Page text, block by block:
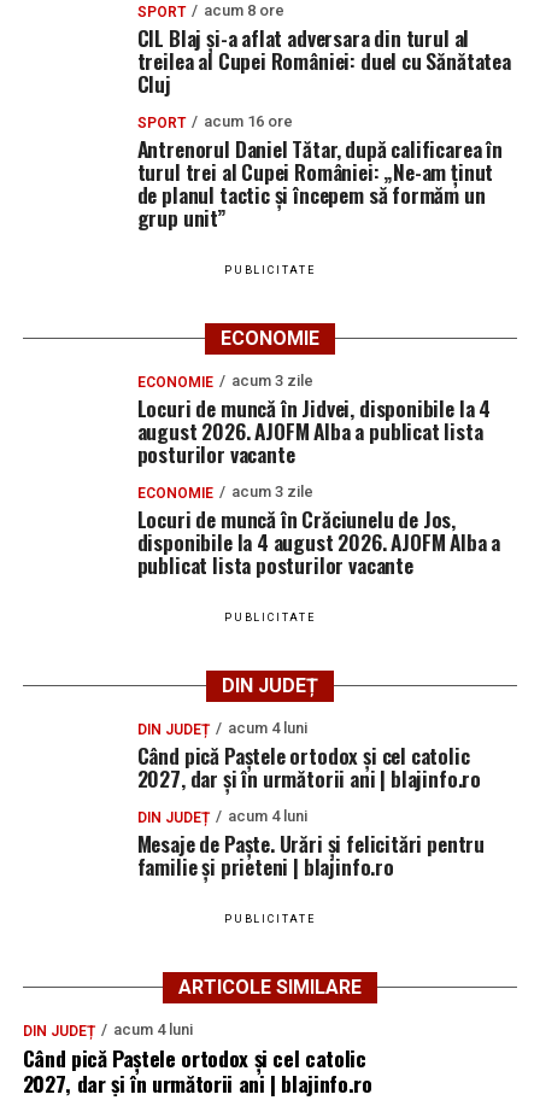
SPORT acum 8 ore
CIL Blaj și-a aflat adversara din turul al
treilea al Cupei României: duel cu Sănătatea
Cluj
SPORT acum 16 ore
Antrenorul Daniel Tătar, după calificarea în
turul trei al Cupei României: „Ne-am ținut
de planul tactic și începem să formăm un
grup unit”
PUBLICITATE
ECONOMIE
ECONOMIE acum 3 zile
Locuri de muncă în Jidvei, disponibile la 4
august 2026. AJOFM Alba a publicat lista
posturilor vacante
ECONOMIE acum 3 zile
Locuri de muncă în Crăciunelu de Jos,
disponibile la 4 august 2026. AJOFM Alba a
publicat lista posturilor vacante
PUBLICITATE
DIN JUDEȚ
DIN JUDEȚ acum 4 luni
Când pică Paștele ortodox și cel catolic
2027, dar și în următorii ani | blajinfo.ro
DIN JUDEȚ acum 4 luni
Mesaje de Paște. Urări și felicitări pentru
familie și prieteni | blajinfo.ro
PUBLICITATE
ARTICOLE SIMILARE
DIN JUDEȚ acum 4 luni
Când pică Paștele ortodox și cel catolic
2027, dar și în următorii ani | blajinfo.ro